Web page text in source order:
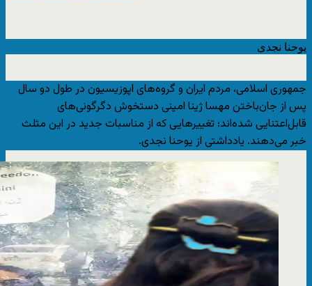
یوحنا نجدی
جمهوری اسلامی، مردم ایران و گروه‌های اپوزیسیون در طول دو سال
پس از جان‌باختن مهسا ژینا امینی دستخوش دگرگونی‌های
قابل‌اعتنایی شده‌اند؛ تغییرهایی که از مناسبات جدید در این مثلث
خبر می‌دهند. یادداشتی از یوحنا نجدی.